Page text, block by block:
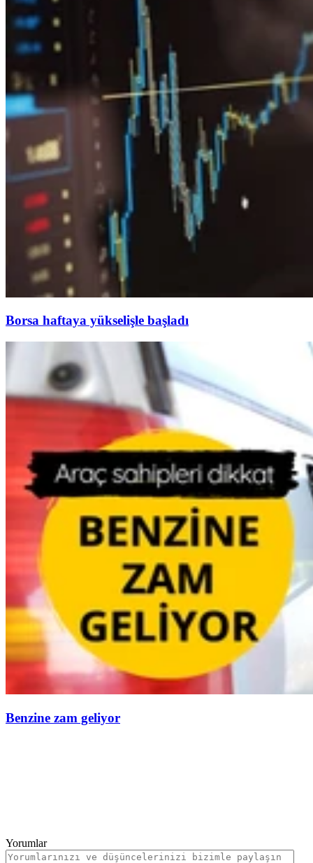
Borsa haftaya yükselişle başladı
Benzine zam geliyor
Yorumlar